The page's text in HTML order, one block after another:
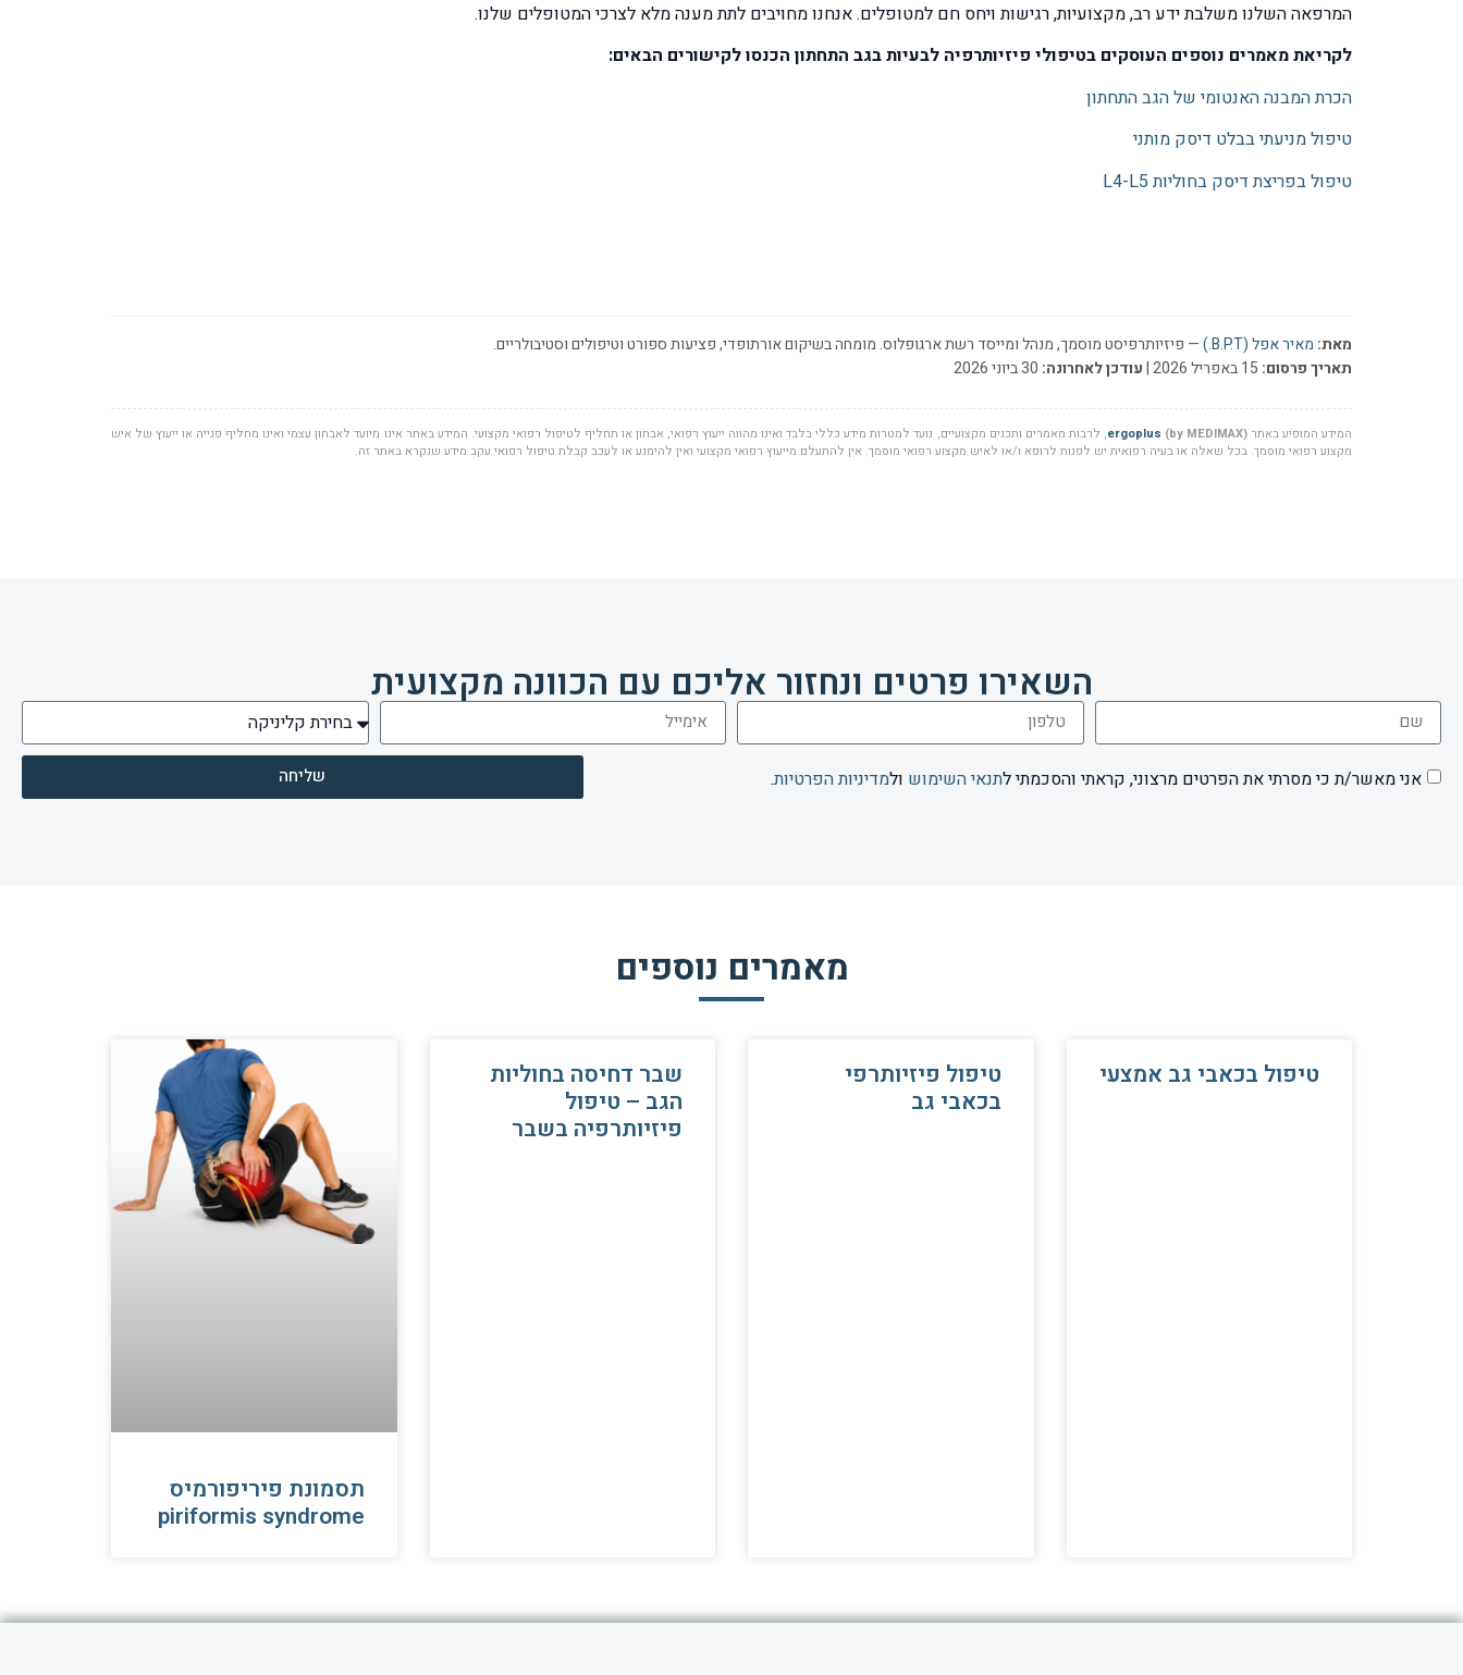
המרפאה השלנו משלבת ידע רב, מקצועיות, רגישות ויחס חם למטופלים. אנחנו מחויבים לתת מענה מלא לצרכי המטופלים שלנו.
לקריאת מאמרים נוספים העוסקים בטיפולי פיזיותרפיה לבעיות בגב התחתון הכנסו לקישורים הבאים:
הכרת המבנה האנטומי של הגב התחתון
טיפול מניעתי בבלט דיסק מותני
טיפול בפריצת דיסק בחוליות L4-L5
מאת: מאיר אפל (B.P.T.)
— פיזיותרפיסט מוסמך, מנהל ומייסד רשת ארגופלוס. מומחה בשיקום אורתופדי, פציעות ספורט וטיפולים וסטיבולריים.
תאריך פרסום:
עודכן לאחרונה:
המידע המופיע באתר ergoplus (by MEDIMAX)
, לרבות מאמרים ותכנים מקצועיים, נועד למטרות מידע כללי בלבד ואינו מהווה ייעוץ רפואי, אבחון או תחליף לטיפול רפואי מקצועי. המידע באתר אינו מיועד לאבחון עצמי ואינו מחליף פנייה או ייעוץ של איש
מקצוע רפואי מוסמך. בכל שאלה או בעיה רפואית יש לפנות לרופא ו/או לאיש מקצוע רפואי מוסמך. אין להתעלם מייעוץ רפואי מקצועי ואין להימנע או לעכב קבלת טיפול רפואי עקב מידע שנקרא באתר זה.
השאירו פרטים ונחזור אליכם עם הכוונה מקצועית
אני מאשר/ת כי מסרתי את הפרטים מרצוני, קראתי והסכמתי לתנאי השימוש ולמדיניות הפרטיות. שליחה
מאמרים נוספים
טיפול בכאבי גב אמצעי
טיפול פיזיותרפי
בכאבי גב
שבר דחיסה בחוליות
הגב – טיפול
פיזיותרפיה בשבר
תסמונת פיריפורמיס
piriformis syndrome